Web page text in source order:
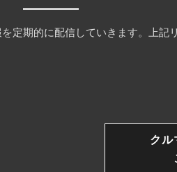
定期的に配信していきます。上記
クル